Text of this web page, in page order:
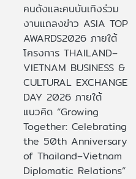
คนดังและคนบันเทิงร่วม
งานแถลงข่าว ASIA TOP
AWARDS2026 ภายใต้
โครงการ THAILAND–
VIETNAM BUSINESS &
CULTURAL EXCHANGE
DAY 2026 ภายใต้
แนวคิด “Growing
Together: Celebrating
the 50th Anniversary
of Thailand–Vietnam
Diplomatic Relations”